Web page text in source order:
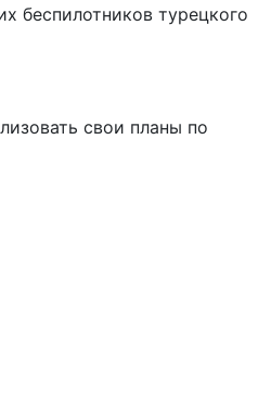
беспилотников турецкого
свои планы по